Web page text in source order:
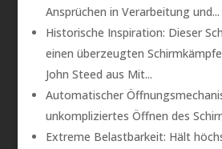
Ansprüchen in Verarbeitung und...
Historische Inspiration: Dieser
einen überzeugten
John Steed aus Mit...
Automatischer
unkompliziertes Öffnen des
Extreme Belastbarkeit: Hält